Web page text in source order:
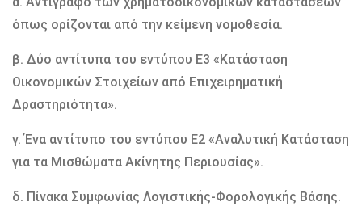
όπως ορίζονται από την κείμενη νομοθεσία.
β. Δύο αντίτυπα του εντύπου Ε3 «Κατάσταση
Οικονομικών Στοιχείων από Επιχειρηματική
Δραστηριότητα».
γ. Ένα αντίτυπο του εντύπου Ε2 «Αναλυτική Κατάσταση
για τα Μισθώματα Ακίνητης Περιουσίας».
δ. Πίνακα Συμφωνίας Λογιστικής-Φορολογικής Βάσης.